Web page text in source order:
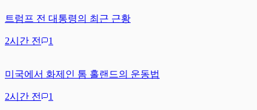
트럼프 전 대통령의 최근 근황
2시간 전 1
미국에서 화제인 톰 홀랜드의 운동법
2시간 전 1